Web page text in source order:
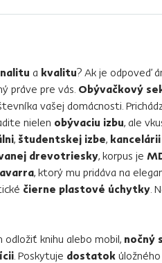
a kvalitu? Ak je odpoveď
práve pre vás. Obývačkový
vašej domácnosti.
nielen obývaciu izbu, ale
, študentskej izbe, kancelárii
drevotriesky, korpus je
, ktorý mu pridáva na
čierne plastové úchytky .
knihu alebo mobil, nočný
. Poskytuje dostatok